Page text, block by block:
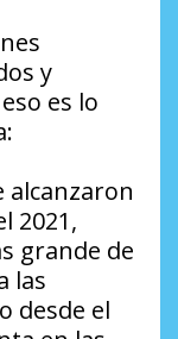
y
es lo
alcanzaron
2021,
grande de
las
desde el